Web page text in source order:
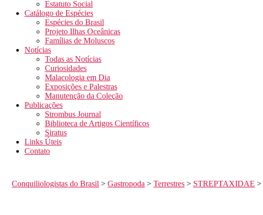
Estatuto Social
Catálogo de Espécies
Espécies do Brasil
Projeto Ilhas Oceânicas
Famílias de Moluscos
Notícias
Todas as Notícias
Curiosidades
Malacologia em Dia
Exposições e Palestras
Manutenção da Coleção
Publicações
Strombus Journal
Biblioteca de Artigos Científicos
Siratus
Links Úteis
Contato
Conquiliologistas do Brasil > Gastropoda > Terrestres > STREPTAXIDAE >